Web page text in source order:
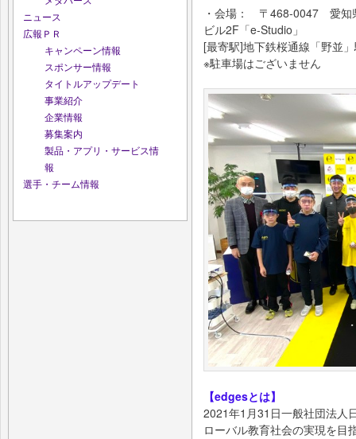
ニュース
広報ＰＲ
キャンペーン情報
スポンサー情報
タイトルアップデート
事業紹介
企業情報
募集案内
製品・アプリ・サービス情
報
選手・チーム情報
・会場： 〒468-0047 愛知
ビル2F「e-Studio」
[最寄駅]地下鉄桜通線「野並
※駐車場はございません
【edgesとは】
2021年1月31日一般社団法人
ローバル教育社会の実現を目